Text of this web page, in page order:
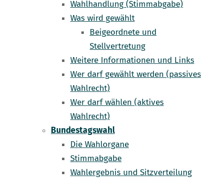
Wahlhandlung (Stimmabgabe)
Was wird gewählt
Beigeordnete und
Stellvertretung
Weitere Informationen und Links
Wer darf gewählt werden (passives
Wahlrecht)
Wer darf wählen (aktives
Wahlrecht)
Bundestagswahl
Die Wahlorgane
Stimmabgabe
Wahlergebnis und Sitzverteilung